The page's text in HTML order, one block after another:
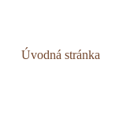
Úvodná stránka